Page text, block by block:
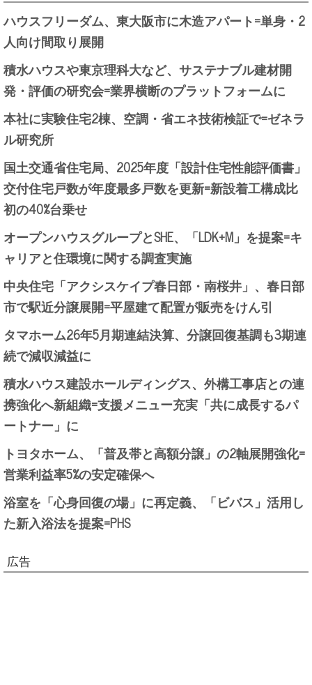
ハウスフリーダム、東大阪市に木造アパート=単身・2
人向け間取り展開
積水ハウスや東京理科大など、サステナブル建材開
発・評価の研究会=業界横断のプラットフォームに
本社に実験住宅2棟、空調・省エネ技術検証で=ゼネラ
ル研究所
国土交通省住宅局、2025年度「設計住宅性能評価書」
交付住宅戸数が年度最多戸数を更新=新設着工構成比
初の40%台乗せ
オープンハウスグループとSHE、「LDK+M」を提案=キ
ャリアと住環境に関する調査実施
中央住宅「アクシスケイプ春日部・南桜井」、春日部
市で駅近分譲展開=平屋建て配置が販売をけん引
タマホーム26年5月期連結決算、分譲回復基調も3期連
続で減収減益に
積水ハウス建設ホールディングス、外構工事店との連
携強化へ新組織=支援メニュー充実「共に成長するパ
ートナー」に
トヨタホーム、「普及帯と高額分譲」の2軸展開強化=
営業利益率5%の安定確保へ
浴室を「心身回復の場」に再定義、「ビバス」活用し
た新入浴法を提案=PHS
広告